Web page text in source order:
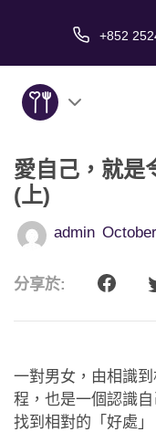
+852
關於我們
服務
約會技巧
應用程式
愛自己，就是
(上)
admin
分享於:
一對男女，由相識
程，也是一個認識
找到相對的「好處